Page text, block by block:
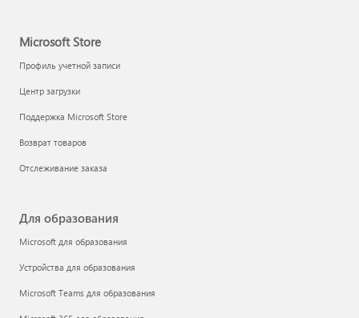
Microsoft Store
Профиль учетной записи
Центр загрузки
Поддержка Microsoft Store
Возврат товаров
Отслеживание заказа
Для образования
Microsoft для образования
Устройства для образования
Microsoft Teams для образования